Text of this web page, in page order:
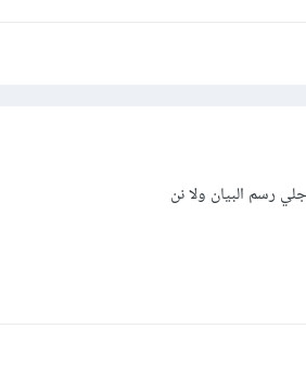
رسم البيان ولا نن